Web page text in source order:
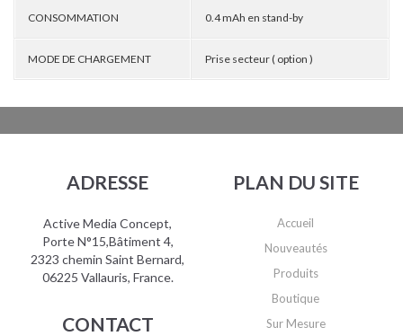
CONSOMMATION 0.4 mAh en stand-by
MODE DE CHARGEMENT Prise secteur ( option )
ADRESSE
Active Media Concept,
Porte N°15,Bâtiment 4,
2323 chemin Saint Bernard,
06225 Vallauris, France.
CONTACT
PLAN DU SITE
Accueil
Nouveautés
Produits
Boutique
Sur Mesure